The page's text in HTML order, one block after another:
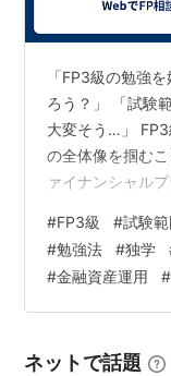
「FP3級の勉強
ろう？」 「試験
大変そう…」
の全体像を掴む
ァイナンシャル
学ぶのか」「ど
視点から分かり
勉強法から合格
全知識をまとめ
事からご覧いた
#FP3級 #試験
#勉強法 #独学
#金融資産運用 #
ネットで話題